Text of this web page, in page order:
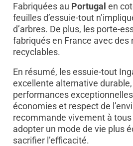
Fabriquées au Portugal en
feuilles d’essuie-tout
d’arbres. De plus, les porte-
fabriqués en France avec des
recyclables.
En résumé, les essuie-tout
excellente alternative
performances
économies et respect de
recommande vivement à
adopter un mode de vie plus
sacrifier l’efficacité.